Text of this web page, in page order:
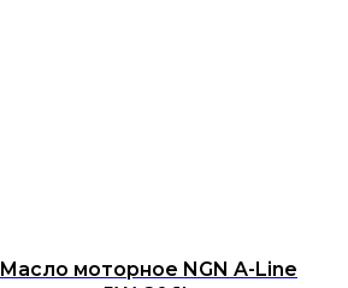
Масло моторное NGN A-Line